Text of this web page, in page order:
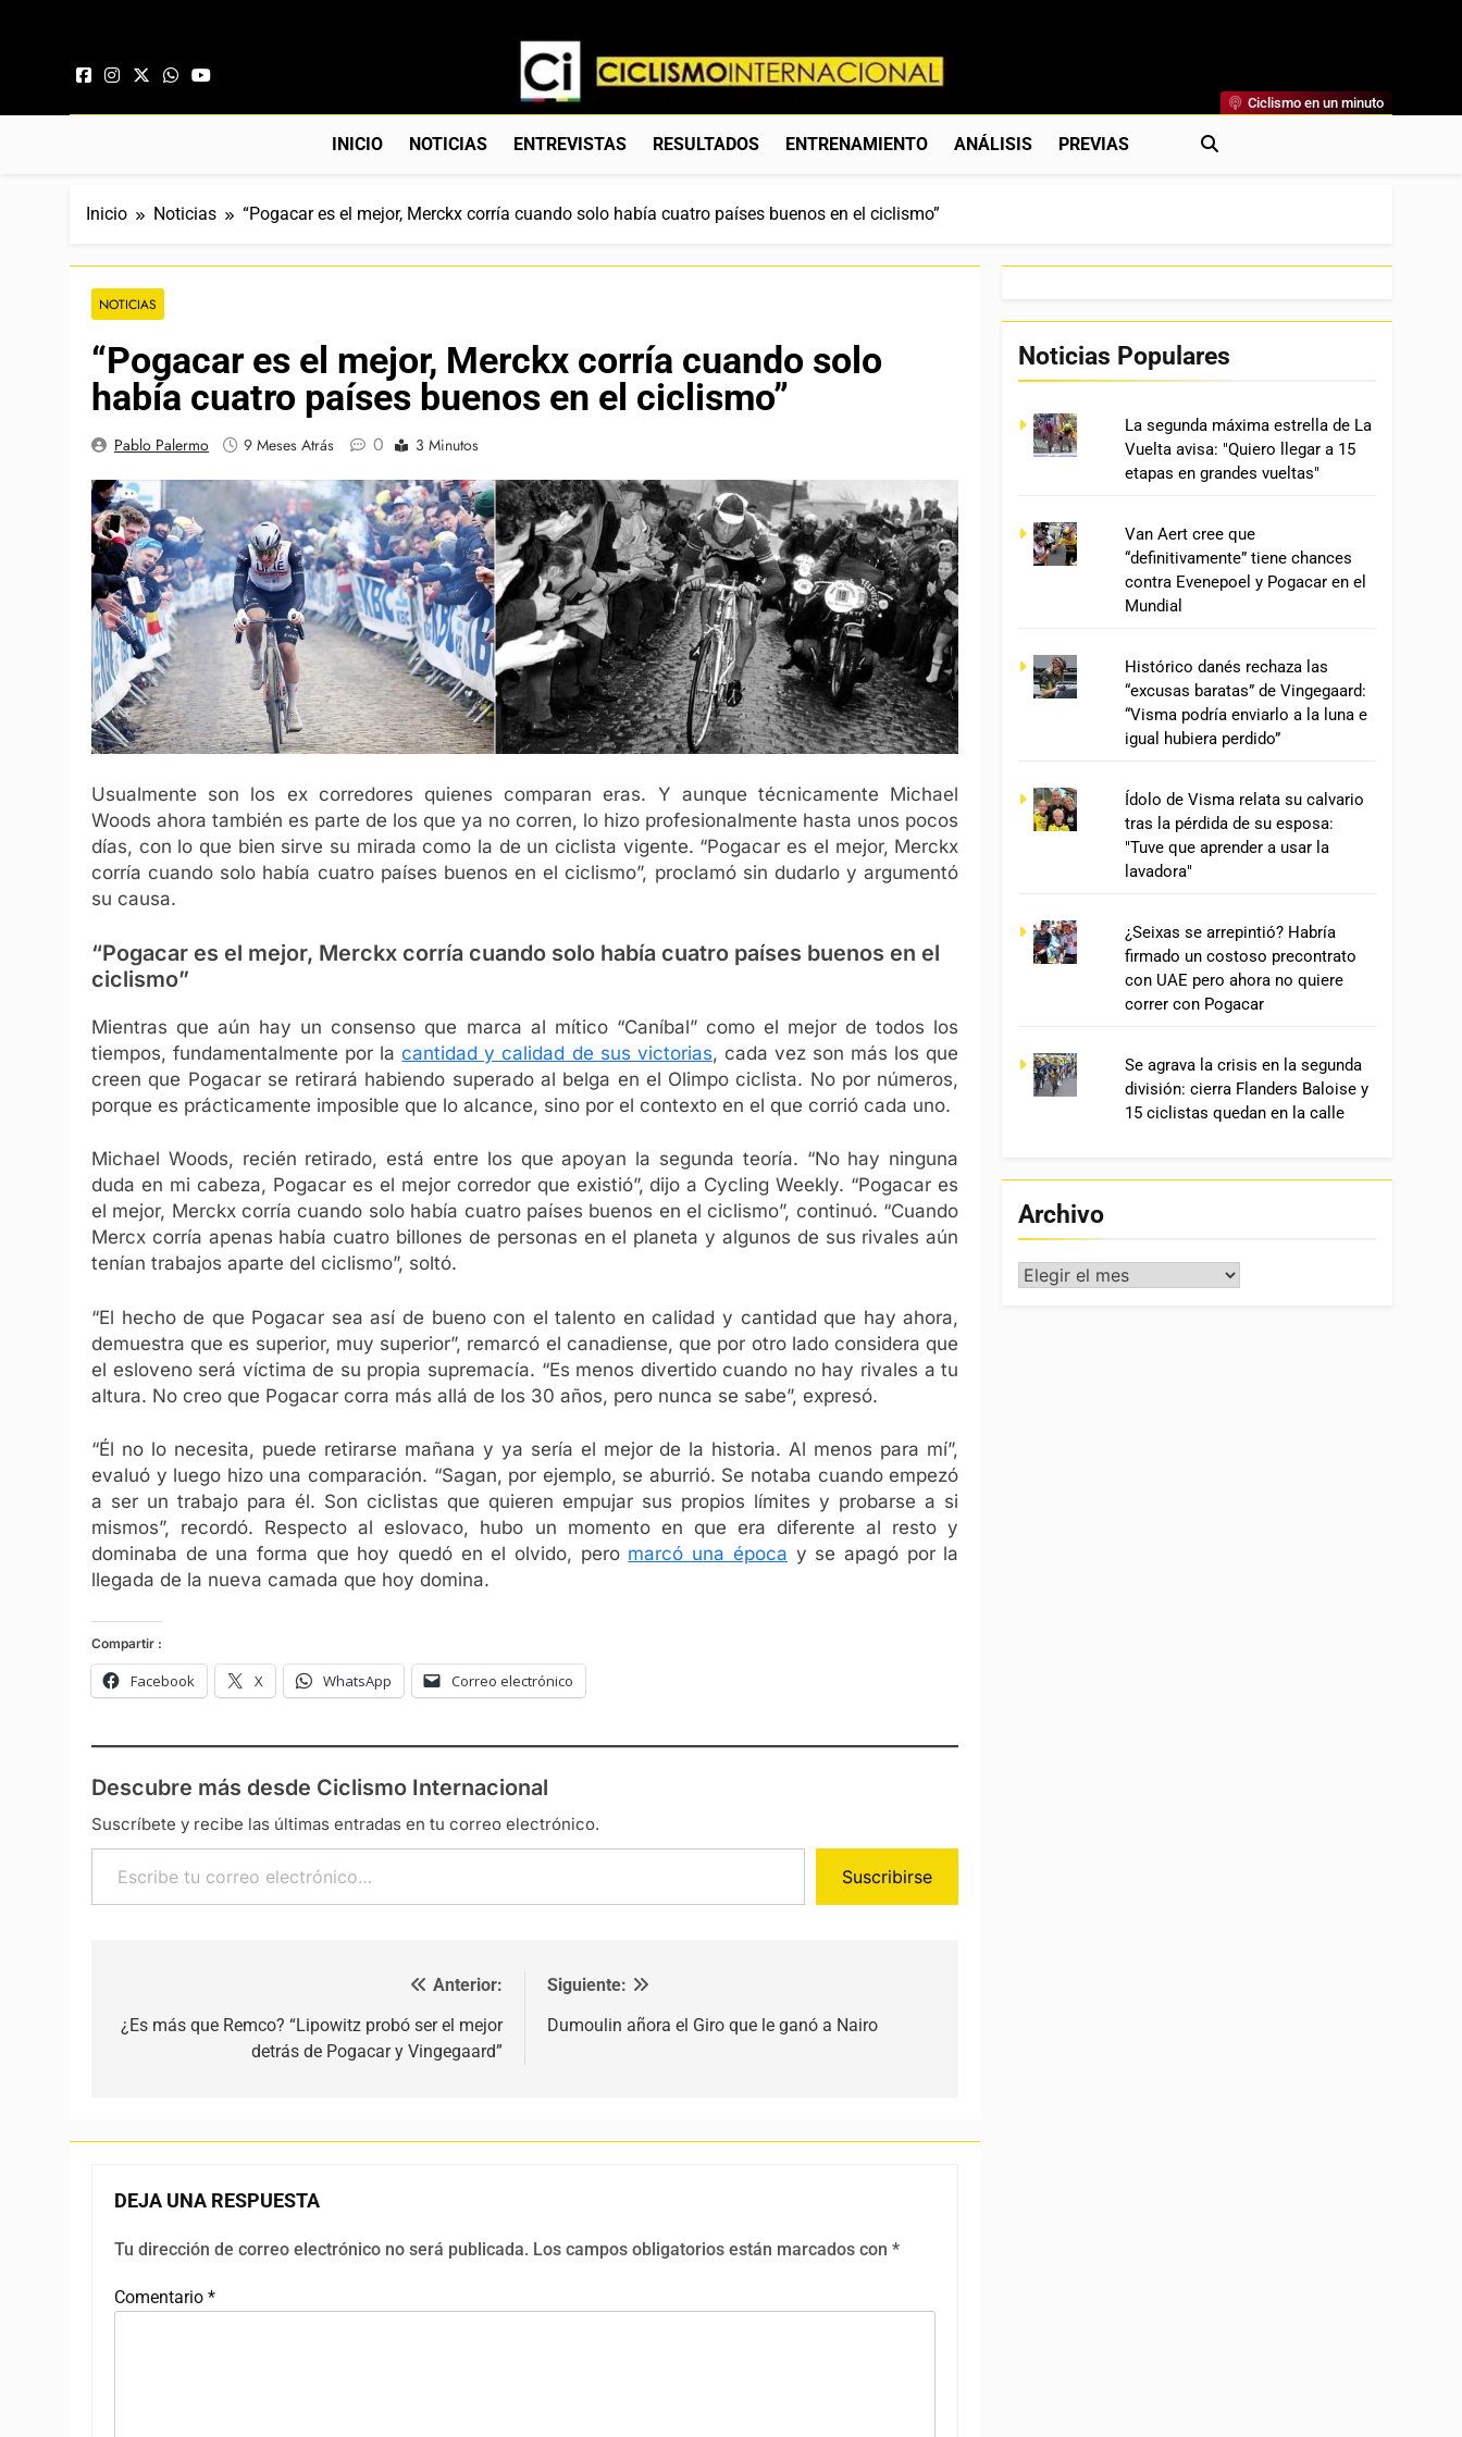
Ciclismo Internacional
Web Dedicada Al Ciclismo Mundial. Entrevistas, Análisis, Crónicas, Previas Y Más. La Web Ciclista De Referencia.
Ciclismo en un minuto
INICIO NOTICIAS ENTREVISTAS RESULTADOS ENTRENAMIENTO ANÁLISIS PREVIAS
Inicio Noticias “Pogacar es el mejor, Merckx corría cuando solo había cuatro países buenos en el ciclismo”
NOTICIAS
“Pogacar es el mejor, Merckx corría cuando solo
había cuatro países buenos en el ciclismo”
Pablo Palermo 9 Meses Atrás 0 3 Minutos
Usualmente son los ex corredores quienes comparan eras. Y aunque técnicamente Michael
Woods ahora también es parte de los que ya no corren, lo hizo profesionalmente hasta unos pocos
días, con lo que bien sirve su mirada como la de un ciclista vigente. “Pogacar es el mejor, Merckx
corría cuando solo había cuatro países buenos en el ciclismo”, proclamó sin dudarlo y argumentó
su causa.
“Pogacar es el mejor, Merckx corría cuando solo había cuatro países buenos en el
ciclismo”
Mientras que aún hay un consenso que marca al mítico “Caníbal” como el mejor de todos los
tiempos, fundamentalmente por lacantidad y calidad de sus victorias, cada vez son más los que
creen que Pogacar se retirará habiendo superado al belga en el Olimpo ciclista. No por números,
porque es prácticamente imposible que lo alcance, sino por el contexto en el que corrió cada uno.
Michael Woods, recién retirado, está entre los que apoyan la segunda teoría. “No hay ninguna
duda en mi cabeza, Pogacar es el mejor corredor que existió”, dijo a Cycling Weekly. “Pogacar es
el mejor, Merckx corría cuando solo había cuatro países buenos en el ciclismo”, continuó. “Cuando
Mercx corría apenas había cuatro billones de personas en el planeta y algunos de sus rivales aún
tenían trabajos aparte del ciclismo”, soltó.
“El hecho de que Pogacar sea así de bueno con el talento en calidad y cantidad que hay ahora,
demuestra que es superior, muy superior”, remarcó el canadiense, que por otro lado considera que
el esloveno será víctima de su propia supremacía. “Es menos divertido cuando no hay rivales a tu
altura. No creo que Pogacar corra más allá de los 30 años, pero nunca se sabe”, expresó.
“Él no lo necesita, puede retirarse mañana y ya sería el mejor de la historia. Al menos para mí”,
evaluó y luego hizo una comparación. “Sagan, por ejemplo, se aburrió. Se notaba cuando empezó
a ser un trabajo para él. Son ciclistas que quieren empujar sus propios límites y probarse a si
mismos”, recordó. Respecto al eslovaco, hubo un momento en que era diferente al resto y
dominaba de una forma que hoy quedó en el olvido, pero marcó una época y se apagó por la
llegada de la nueva camada que hoy domina.
Compartir :
Facebook X WhatsApp Correo electrónico
Descubre más desde Ciclismo Internacional
Suscríbete y recibe las últimas entradas en tu correo electrónico.
Escribe tu correo electrónico…
Suscribirse
Anterior:
¿Es más que Remco? “Lipowitz probó ser el mejor
detrás de Pogacar y Vingegaard”
Siguiente:
Dumoulin añora el Giro que le ganó a Nairo
DEJA UNA RESPUESTA
Tu dirección de correo electrónico no será publicada. Los campos obligatorios están marcados con *
Comentario *
Noticias Populares
La segunda máxima estrella de La
Vuelta avisa: "Quiero llegar a 15
etapas en grandes vueltas"
Van Aert cree que
“definitivamente” tiene chances
contra Evenepoel y Pogacar en el
Mundial
Histórico danés rechaza las
“excusas baratas” de Vingegaard:
“Visma podría enviarlo a la luna e
igual hubiera perdido”
Ídolo de Visma relata su calvario
tras la pérdida de su esposa:
"Tuve que aprender a usar la
lavadora"
¿Seixas se arrepintió? Habría
firmado un costoso precontrato
con UAE pero ahora no quiere
correr con Pogacar
Se agrava la crisis en la segunda
división: cierra Flanders Baloise y
15 ciclistas quedan en la calle
Archivo
Archivo